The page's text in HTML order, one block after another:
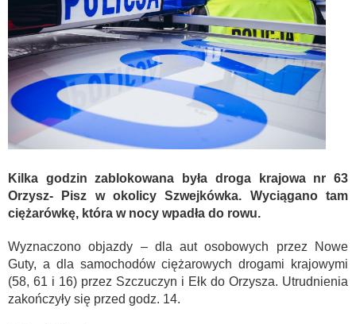
Kilka godzin zablokowana była droga krajowa nr 63
Orzysz- Pisz w okolicy Szwejkówka. Wyciągano tam
ciężarówkę, która w nocy wpadła do rowu.
Wyznaczono objazdy – dla aut osobowych przez Nowe
Guty, a dla samochodów ciężarowych drogami krajowymi
(58, 61 i 16) przez Szczuczyn i Ełk do Orzysza. Utrudnienia
zakończyły się przed godz. 14.